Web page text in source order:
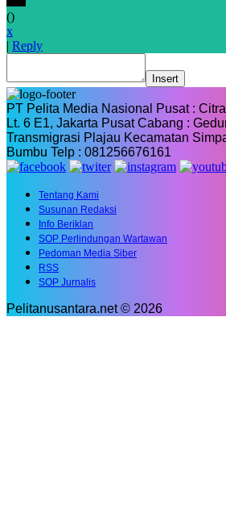
()
x
| Reply
Insert
PT Pelita Media Nasional Pusat :
Lt. 6 E1, Jakarta Pusat Cabang :
Transmigrasi Plajau Kecamatan
Bumbu Telp : 081256676161
Tentang Kami
Susunan Redaksi
Info Beriklan
SOP Perlindungan Wartawan
Pedoman Media Siber
RSS
SOP Jurnalis
Pelitanusantara.net © 2026